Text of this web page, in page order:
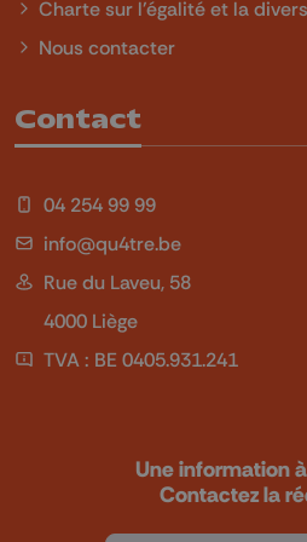
Charte sur l'égalité et la
Nous contacter
Contact
04 254 99 99
info@qu4tre.be
Rue du Laveu, 58
4000 Liège
TVA : BE 0405.931.241
Une information
Contactez la